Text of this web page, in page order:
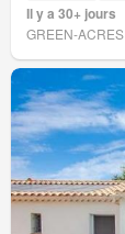
Il y a 30+ jours
GREEN-ACRES